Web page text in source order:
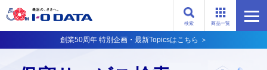
商品一覧
検索
創業50周年 特別企画・最新Topicsはこちら ＞